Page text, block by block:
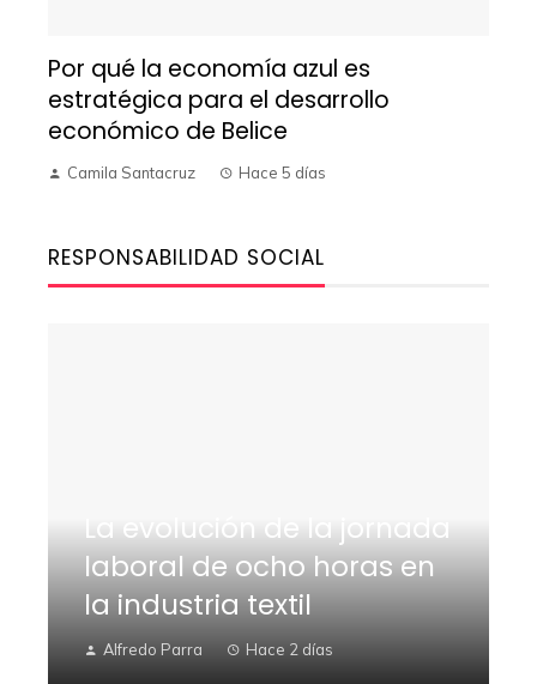
Por qué la economía azul es
estratégica para el desarrollo
económico de Belice
Camila Santacruz Hace 5 días
RESPONSABILIDAD SOCIAL
La evolución de la jornada
laboral de ocho horas en
la industria textil
Alfredo Parra Hace 2 días